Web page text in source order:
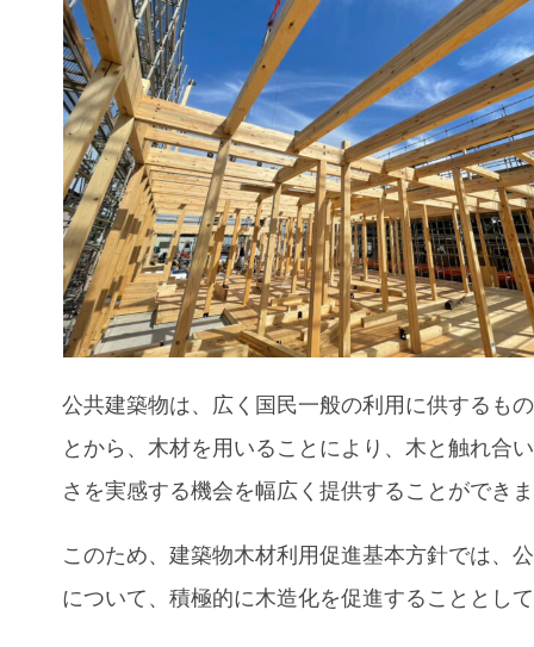
公共建築物は、広く国民一般の利用に供するも
とから、木材を用いることにより、木と触れ合
さを実感する機会を幅広く提供することができ
このため、建築物木材利用促進基本方針では、
について、積極的に木造化を促進することとし